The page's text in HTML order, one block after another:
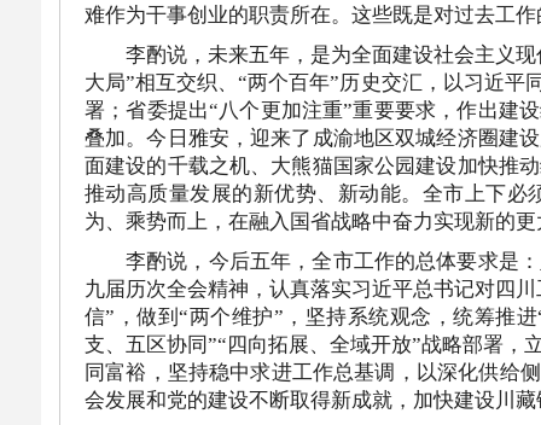
难作为干事创业的职责所在。这些既是对过去工
李酌说，未来五年，是为全面建设社会主义
大局”相互交织、“两个百年”历史交汇，以习近
署；省委提出“八个更加注重”重要要求，作出建
叠加。今日雅安，迎来了成渝地区双城经济圈建
面建设的千载之机、大熊猫国家公园建设加快推
推动高质量发展的新优势、新动能。全市上下必
为、乘势而上，在融入国省战略中奋力实现新的
李酌说，今后五年，全市工作的总体要求是
九届历次全会精神，认真落实习近平总书记对四
信”，做到“两个维护”，坚持系统观念，统筹推
支、五区协同”“四向拓展、全域开放”战略部署
同富裕，坚持稳中求进工作总基调，以深化供给
会发展和党的建设不断取得新成就，加快建设川